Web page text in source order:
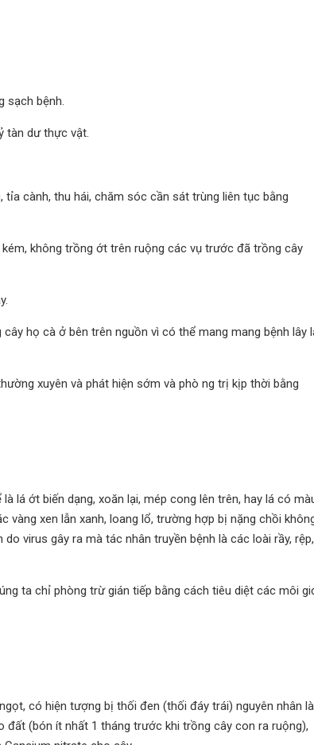
sạch bệnh.
tàn dư thực vật.
cành, thu hái, chăm sóc cần sát trùng liên tục bằng
không trồng ớt trên ruộng các vụ trước đã trồng cây
họ cà ở bên trên nguồn vì có thể mang mang bệnh lây
xuyên và phát hiện sớm và phò ng trị kịp thời bằng
lá ớt biến dạng, xoăn lại, mép cong lên trên, hay lá có
xen lẫn xanh, loang lổ, trường hợp bị nặng chồi
virus gây ra mà tác nhân truyền bệnh là các loài rầy, rệp,
ta chỉ phòng trừ gián tiếp bằng cách tiêu diệt các môi
có hiện tượng bị thối đen (thối đáy trái) nguyên nhân là
đất (bón ít nhất 1 tháng trước khi trồng cây con ra ruộng),